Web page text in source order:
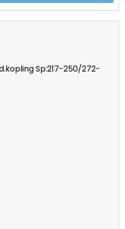
Sp:217-250/272-